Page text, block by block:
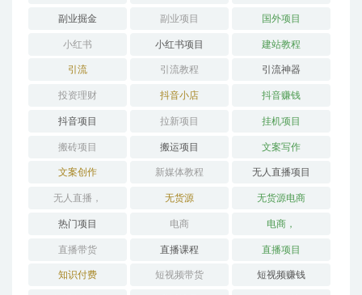
副业掘金 副业项目 国外项目
小红书 小红书项目 建站教程
引流 引流教程 引流神器
投资理财 抖音小店 抖音赚钱
抖音项目 拉新项目 挂机项目
搬砖项目 搬运项目 文案写作
文案创作 新媒体教程 无人直播项目
无人直播， 无货源 无货源电商
热门项目 电商 电商，
直播带货 直播课程 直播项目
知识付费 短视频带货 短视频赚钱